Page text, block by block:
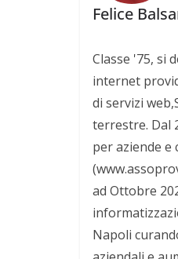
Felice
Classe '75, si
internet
di servizi
terrestre. Dal
per aziende e
ad Ottobre
Napoli